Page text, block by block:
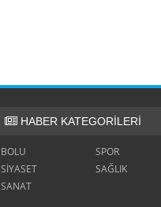
HABER KATEGORİLERİ
BOLU
SPOR
SİYASET
SAĞLIK
SANAT